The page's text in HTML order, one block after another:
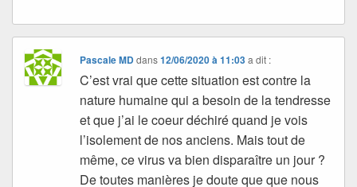
Pascale MDdans12/06/2020 à 11:03 a dit :
C’est vrai que cette situation est contre la
nature humaine qui a besoin de la tendresse
et que j’ai le coeur déchiré quand je vois
l’isolement de nos anciens. Mais tout de
même, ce virus va bien disparaître un jour ?
De toutes manières je doute que que nous